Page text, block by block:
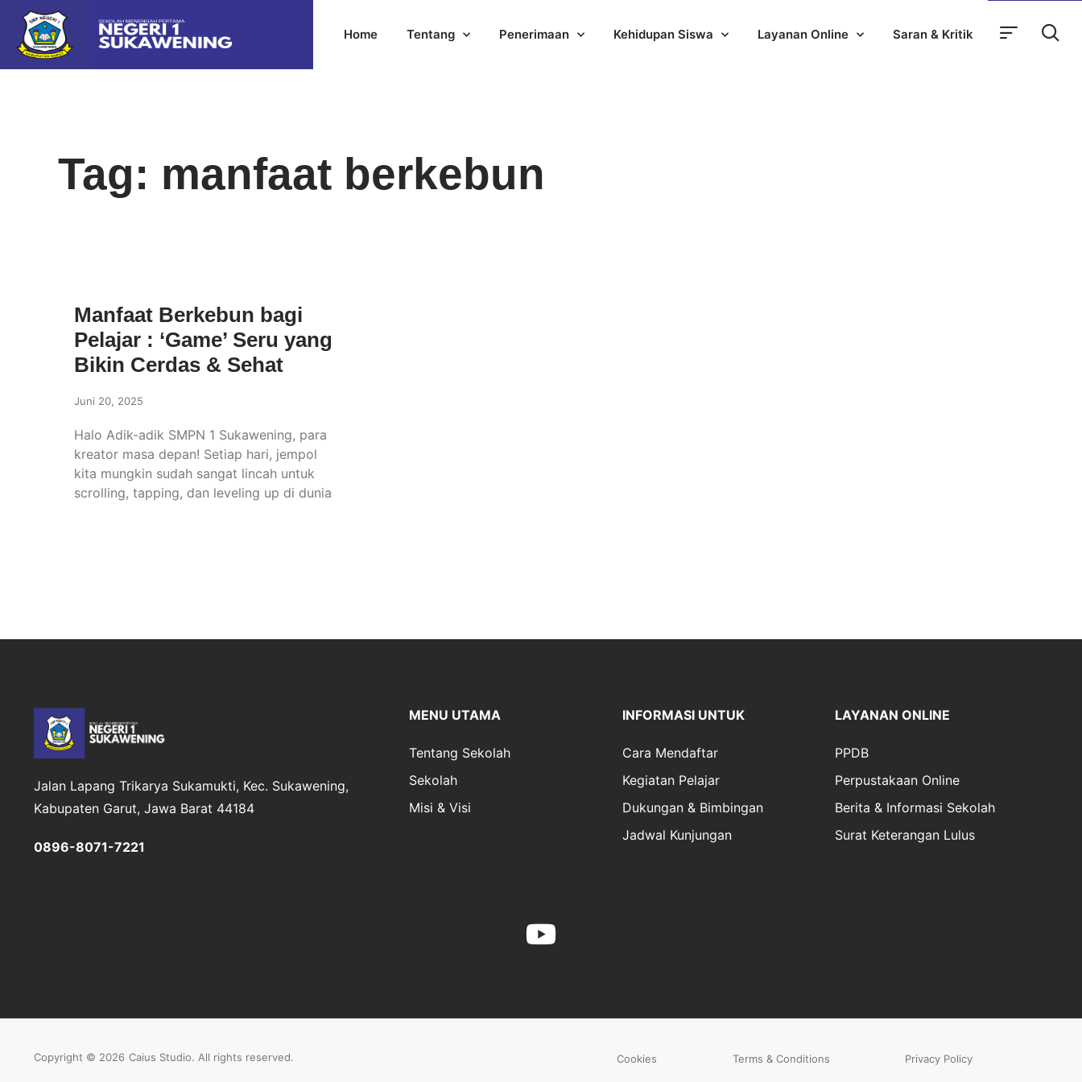
Home Tentang Penerimaan Kehidupan Siswa Layanan Online Saran & Kritik
Tag: manfaat berkebun
Manfaat Berkebun bagi
Pelajar : ‘Game’ Seru yang
Bikin Cerdas & Sehat
Juni 20, 2025
Halo Adik-adik SMPN 1 Sukawening, para
kreator masa depan! Setiap hari, jempol
kita mungkin sudah sangat lincah untuk
scrolling, tapping, dan leveling up di dunia
Jalan Lapang Trikarya Sukamukti, Kec. Sukawening,
Kabupaten Garut, Jawa Barat 44184
0896-8071-7221
MENU UTAMA
Tentang Sekolah
Sekolah
Misi & Visi
INFORMASI UNTUK
Cara Mendaftar
Kegiatan Pelajar
Dukungan & Bimbingan
Jadwal Kunjungan
LAYANAN ONLINE
PPDB
Perpustakaan Online
Berita & Informasi Sekolah
Surat Keterangan Lulus
Copyright © 2026 Caius Studio. All rights reserved. Cookies Terms & Conditions Privacy Policy